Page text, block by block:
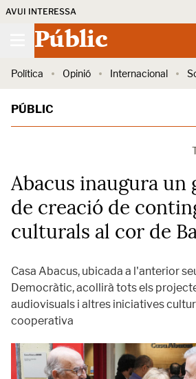
AVUI INTERESSA
Públic
Política Opinió Internacional
PÚBLIC
Abacus inaugura un
de creació de
culturals al cor de
Casa Abacus, ubicada a l'anterior
Democràtic, acollirà tots els
audiovisuals i altres iniciatives
cooperativa